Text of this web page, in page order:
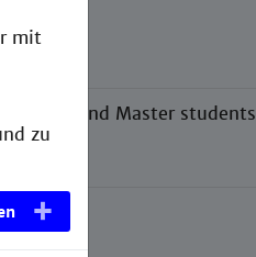
and Master students
mit
zu